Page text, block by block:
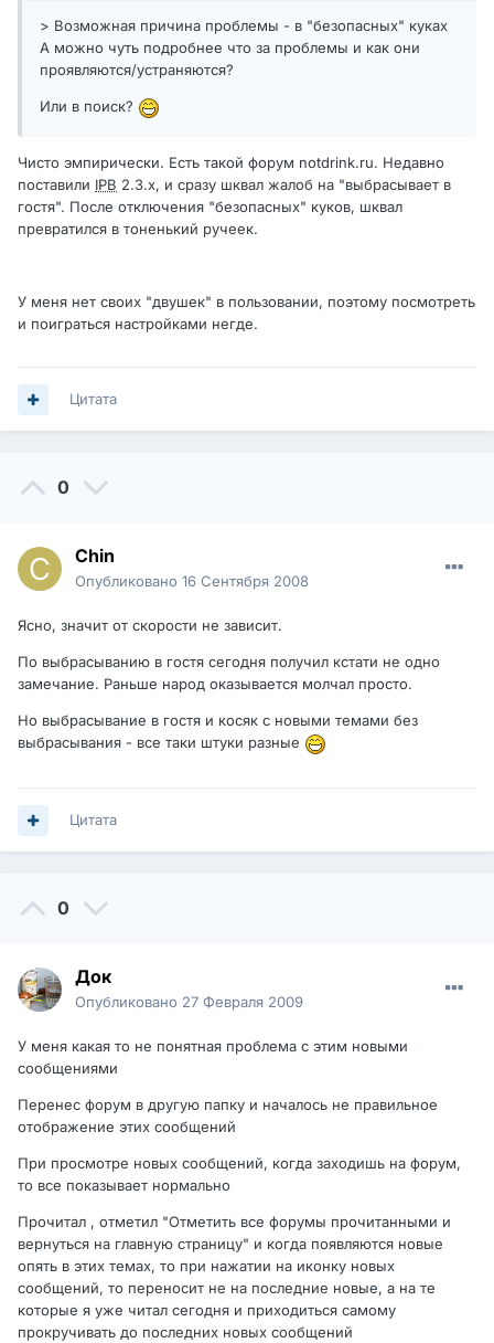
> Возможная причина проблемы - в "безопасных" куках
А можно чуть подробнее что за проблемы и как они
проявляются/устраняются?
Или в поиск?
Чисто эмпирически. Есть такой форум notdrink.ru. Недавно
поставили IPB 2.3.х, и сразу шквал жалоб на "выбрасывает в
гостя". После отключения "безопасных" куков, шквал
превратился в тоненький ручеек.
У меня нет своих "двушек" в пользовании, поэтому посмотреть
и поиграться настройками негде.
Цитата
0
Chin
Опубликовано 16 Сентября 2008
Ясно, значит от скорости не зависит.
По выбрасыванию в гостя сегодня получил кстати не одно
замечание. Раньше народ оказывается молчал просто.
Но выбрасывание в гостя и косяк с новыми темами без
выбрасывания - все таки штуки разные
Цитата
0
Док
Опубликовано 27 Февраля 2009
У меня какая то не понятная проблема с этим новыми
сообщениями
Перенес форум в другую папку и началось не правильное
отображение этих сообщений
При просмотре новых сообщений, когда заходишь на форум,
то все показывает нормально
Прочитал , отметил "Отметить все форумы прочитанными и
вернуться на главную страницу" и когда появляются новые
опять в этих темах, то при нажатии на иконку новых
сообщений, то переносит не на последние новые, а на те
которые я уже читал сегодня и приходиться самому
прокручивать до последних новых сообщений